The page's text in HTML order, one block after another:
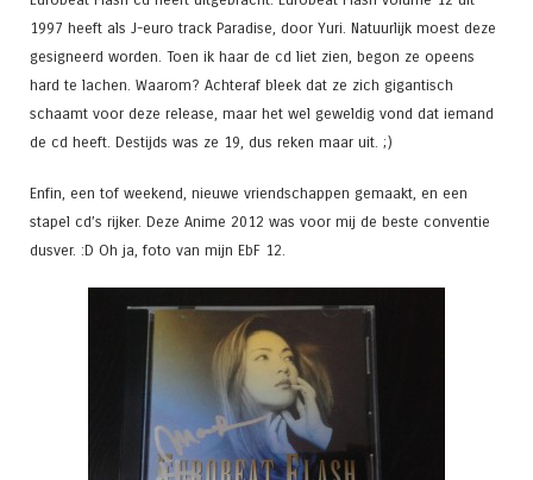
1997 heeft als J-euro track Paradise, door Yuri. Natuurlijk moest deze
gesigneerd worden. Toen ik haar de cd liet zien, begon ze opeens
hard te lachen. Waarom? Achteraf bleek dat ze zich gigantisch
schaamt voor deze release, maar het wel geweldig vond dat iemand
de cd heeft. Destijds was ze 19, dus reken maar uit. ;)
Enfin, een tof weekend, nieuwe vriendschappen gemaakt, en een
stapel cd’s rijker. Deze Anime 2012 was voor mij de beste conventie
dusver. :D Oh ja, foto van mijn EbF 12.